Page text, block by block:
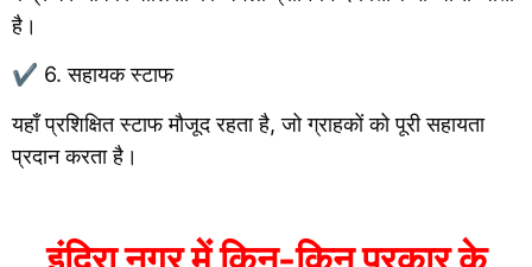
है।
✔ 6. सहायक स्टाफ
यहाँ प्रशिक्षित स्टाफ मौजूद रहता है, जो ग्राहकों को पूरी सहायता
प्रदान करता है।